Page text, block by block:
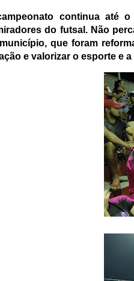
continua até
do futsal. Não
que foram
e valorizar o esporte e